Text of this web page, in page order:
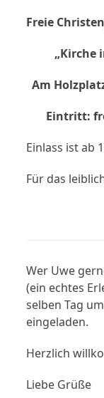
Freie
„Kirche
Am
Eintritt:
Einlass ist ab
Für das
Wer Uwe
(ein echtes
selben Tag
eingeladen.
Herzlich
Liebe Grüße